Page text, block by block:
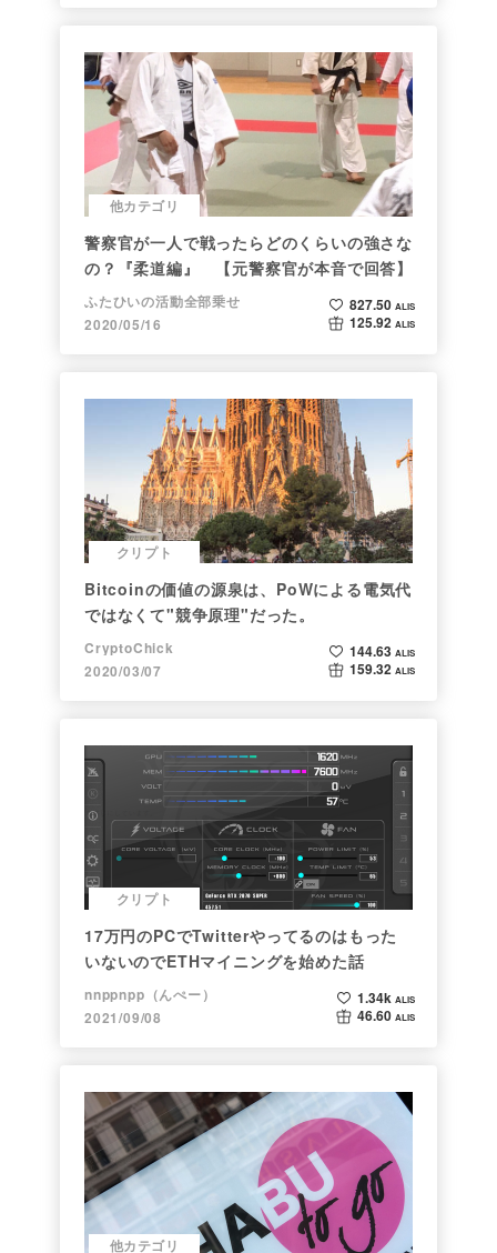
他カテゴリ
警察官が一人で戦ったらどのくらいの強さな
の？『柔道編』 【元警察官が本音で回答】
ふたひいの活動全部乗せ
2020/05/16
827.50 ALIS
125.92 ALIS
クリプト
Bitcoinの価値の源泉は、PoWによる電気代
ではなくて"競争原理"だった。
CryptoChick
2020/03/07
144.63 ALIS
159.32 ALIS
クリプト
17万円のPCでTwitterやってるのはもった
いないのでETHマイニングを始めた話
nnppnpp（んぺー）
2021/09/08
1.34k ALIS
46.60 ALIS
他カテゴリ